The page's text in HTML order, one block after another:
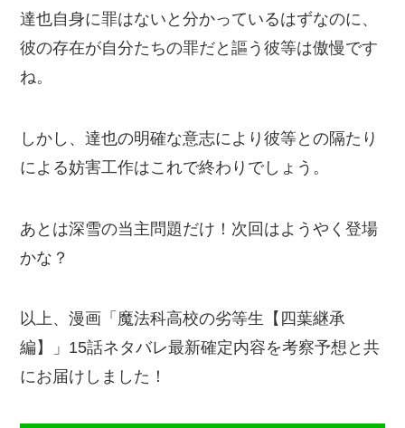
達也自身に罪はないと分かっているはずなのに、
彼の存在が自分たちの罪だと謳う彼等は傲慢です
ね。
しかし、達也の明確な意志により彼等との隔たり
による妨害工作はこれで終わりでしょう。
あとは深雪の当主問題だけ！次回はようやく登場
かな？
以上、漫画「魔法科高校の劣等生【四葉継承
編】」15話ネタバレ最新確定内容を考察予想と共
にお届けしました！